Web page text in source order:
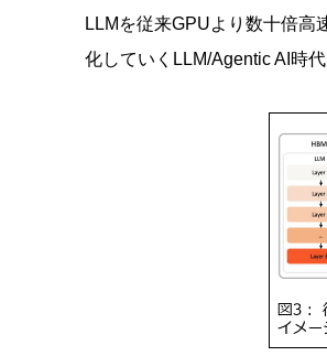
LLMを従来GPUより数十倍高
化していくLLM/Agentic AI時